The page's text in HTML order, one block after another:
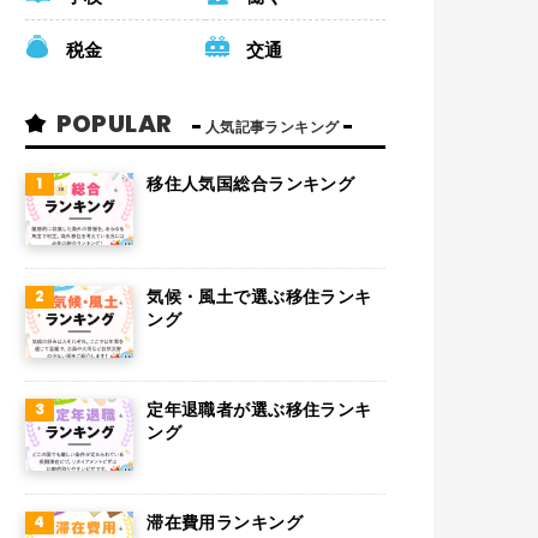
税金 交通
POPULAR 人気記事ランキング
移住人気国総合ランキング
気候・風土で選ぶ移住ランキ
ング
定年退職者が選ぶ移住ランキ
ング
滞在費用ランキング